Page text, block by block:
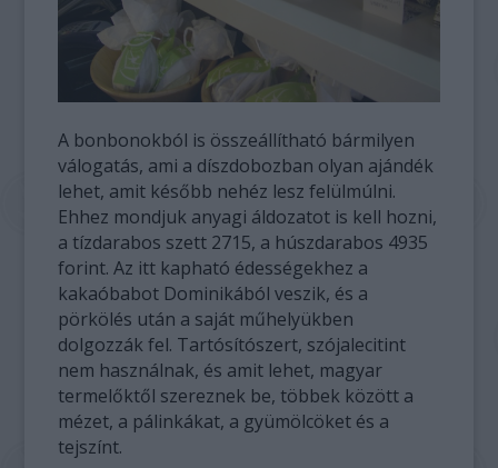
A bonbonokból is összeállítható bármilyen
válogatás, ami a díszdobozban olyan ajándék
lehet, amit később nehéz lesz felülmúlni.
Ehhez mondjuk anyagi áldozatot is kell hozni,
a tízdarabos szett 2715, a húszdarabos 4935
forint. Az itt kapható édességekhez a
kakaóbabot Dominikából veszik, és a
pörkölés után a saját műhelyükben
dolgozzák fel. Tartósítószert, szójalecitint
nem használnak, és amit lehet, magyar
termelőktől szereznek be, többek között a
mézet, a pálinkákat, a gyümölcöket és a
tejszínt.